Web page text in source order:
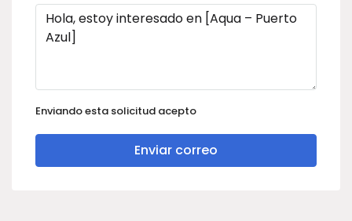
Enviando esta solicitud acepto
Enviar correo